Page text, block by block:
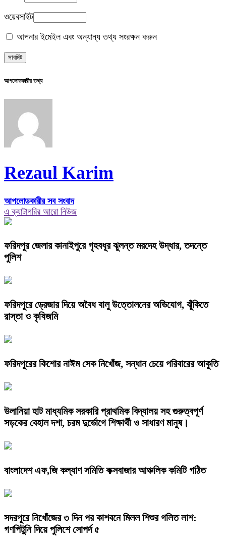
ওয়েবসাইট
আপনার ইমেইল এবং অন্যান্য তথ্য সংরক্ষন করুন
আপলোডকারীর তথ্য
Rezaul Karim
আপলোডকারীর সব সংবাদ
এ ক্যাটাগরির আরো নিউজ
ফরিদপুর জেলার কানাইপুরে গৃহবধূর ঝুলন্ত মরদেহ উদ্ধার, তদন্তে
পুলিশ
ফরিদপুরে ড্রেজার দিয়ে অবৈধ বালু উত্তোলনের অভিযোগ, ঝুঁকিতে
রাস্তা ও কৃষিজমি
ফরিদপুরের কিশোর নাঈম সেক নিখোঁজ, সন্ধান চেয়ে পরিবারের আকুতি
উলানিয়া হাট মাধ্যমিক সরকারি প্রাথমিক বিদ্যালয় সহ গুরুত্বপূর্ণ
সড়কের বেহাল দশা, চরম দুর্ভোগে শিক্ষার্থী ও সাধারণ মানুষ।
বাংলাদেশ এফ,জি কল্যাণ সমিতি কক্সবাজার আঞ্চলিক কমিটি গঠিত
সদরপুরে নিখোঁজের ৩ দিন পর কাশবনে মিলল শিশুর গলিত লাশ:
গণপিটুনি দিয়ে পুলিশে সোপর্দ ৫